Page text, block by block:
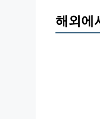
해외에